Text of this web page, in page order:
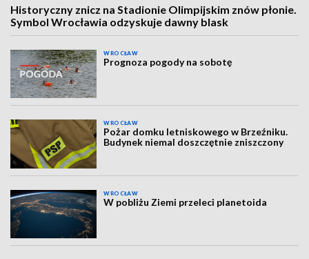
Historyczny znicz na Stadionie Olimpijskim znów płonie.
Symbol Wrocławia odzyskuje dawny blask
WROCŁAW
Prognoza pogody na sobotę
WROCŁAW
Pożar domku letniskowego w Brzeźniku.
Budynek niemal doszczętnie zniszczony
WROCŁAW
W pobliżu Ziemi przeleci planetoida